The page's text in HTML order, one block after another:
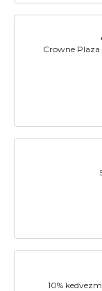
Crowne
10%